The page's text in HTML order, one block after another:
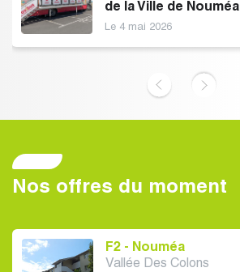
de la Ville de Nouméa
Le 4 mai 2026
‹ ›
Nos offres du moment
F2 - Nouméa
Vallée Des Colons